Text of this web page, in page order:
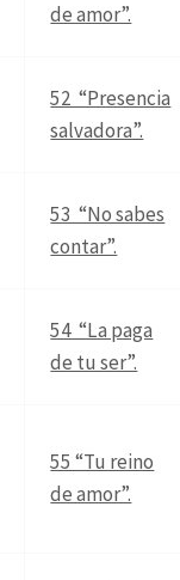
de amor”.
52 “Presencia
salvadora”.
53 “No sabes
contar”.
54 “La paga
de tu ser”.
55 “Tu reino
de amor”.